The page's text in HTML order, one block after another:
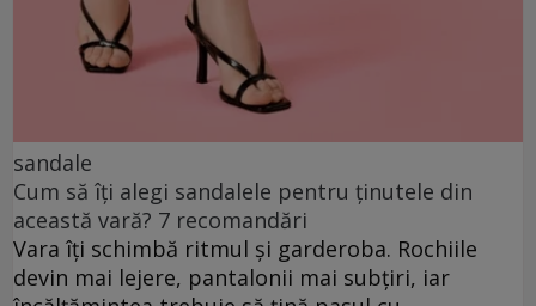
sandale
Cum să îți alegi sandalele pentru ținutele din
această vară? 7 recomandări
Vara îți schimbă ritmul și garderoba. Rochiile
devin mai lejere, pantalonii mai subțiri, iar